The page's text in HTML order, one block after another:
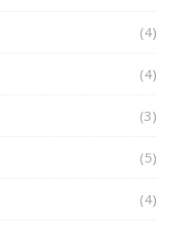
(4)
(4)
(3)
(5)
(4)